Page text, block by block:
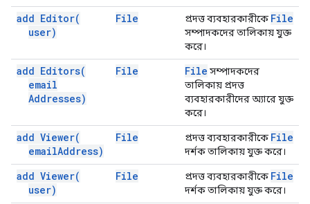
add Editor(
user)
File প্রদত্ত ব্যবহারকারীকে File
সম্পাদকদের তালিকায় যুক্ত
করে।
add Editors(
email
Addresses)
File File সম্পাদকদের
তালিকায় প্রদত্ত
ব্যবহারকারীদের অ্যারে যুক্ত
করে।
add Viewer(
emailAddress)
File প্রদত্ত ব্যবহারকারীকে File
দর্শক তালিকায় যুক্ত করে।
add Viewer(
user)
File প্রদত্ত ব্যবহারকারীকে File
দর্শক তালিকায় যুক্ত করে।